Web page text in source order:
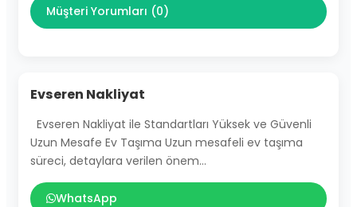
Müşteri Yorumları (0)
Evseren Nakliyat
Evseren Nakliyat ile Standartları Yüksek ve Güvenli
Uzun Mesafe Ev Taşıma Uzun mesafeli ev taşıma
süreci, detaylara verilen önem…
WhatsApp